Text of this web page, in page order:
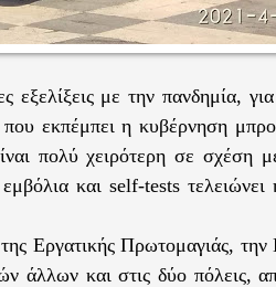
εξελίξεις με την πανδημία,
εκπέμπει η κυβέρνηση
πολύ χειρότερη σε σχέση
και self-tests τελειώνει
Εργατικής Πρωτομαγιάς, την
άλλων και στις δύο πόλεις,